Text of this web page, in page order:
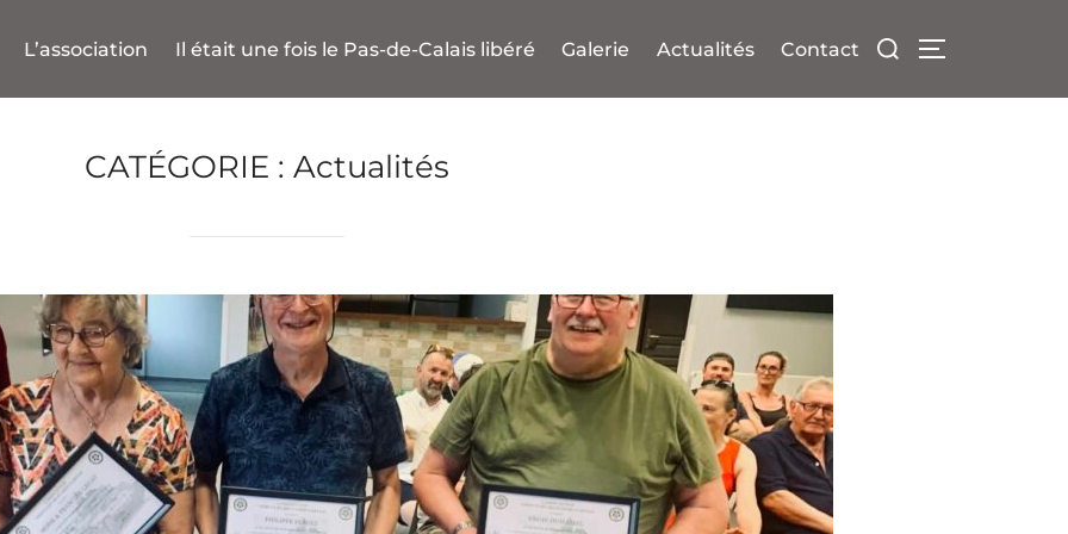
L’association Il était une fois le Pas-de-Calais libéré Galerie Actualités Contact
CATÉGORIE : Actualités